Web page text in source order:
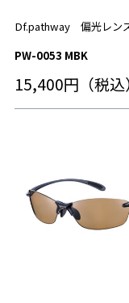
Df.pathway 偏光レン
PW-0053 MBK
15,400円（税込）